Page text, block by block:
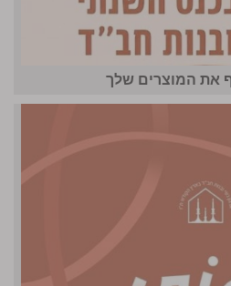
את המוצרים שלך